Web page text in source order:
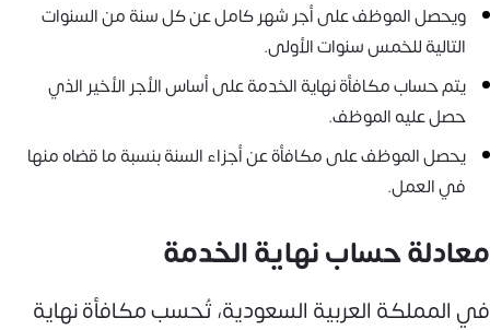
ويحصل الموظف على أجر شهر كامل عن كل سنة من السنوات
التالية للخمس سنوات الأولى.
يتم حساب مكافأة نهاية الخدمة على أساس الأجر الأخير الذي
حصل عليه الموظف.
يحصل الموظف على مكافأة عن أجزاء السنة بنسبة ما قضاه منها
في العمل.
معادلة حساب نهاية الخدمة
في المملكة العربية السعودية، تُحسب مكافأة نهاية